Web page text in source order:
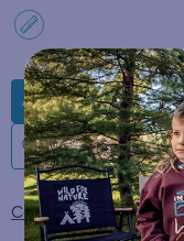
AGREGAR AL
Condiciones para